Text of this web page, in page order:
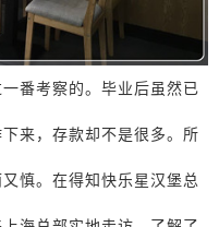
番考察的。毕业后虽然已
来，存款却不是很多。所
慎。在得知快乐星汉堡总